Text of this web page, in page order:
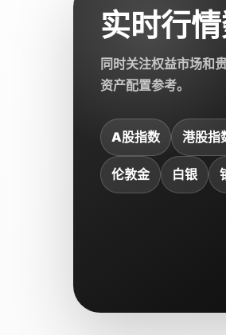
实时行
同时关注权益市场和
资产配置参考。
A股指数 港股指
伦敦金 白银